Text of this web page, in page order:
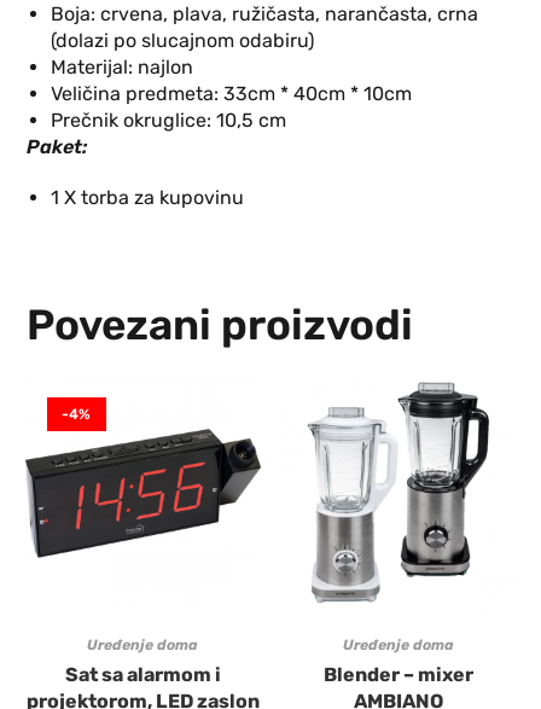
Boja: crvena, plava, ružičasta, narančasta, crna
(dolazi po slucajnom odabiru)
Materijal: najlon
Veličina predmeta: 33cm * 40cm * 10cm
Prečnik okruglice: 10,5 cm
Paket:
1 X torba za kupovinu
Povezani proizvodi
-4%
Uređenje doma
Sat sa alarmom i
projektorom, LED zaslon
Uređenje doma
Blender – mixer
AMBIANO